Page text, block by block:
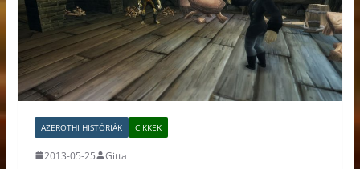
AZEROTHI HISTÓRIÁK CIKKEK
2013-05-25 Gitta